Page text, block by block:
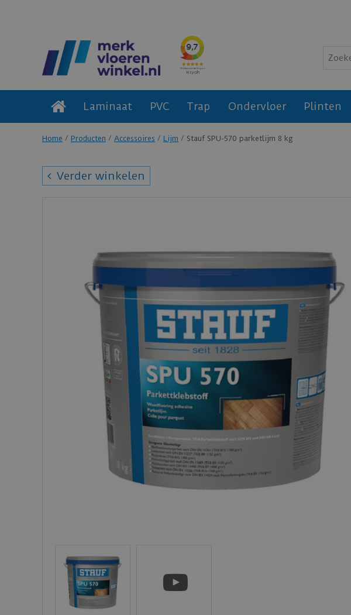
Home Producten Accessoires Lijm Stauf SPU-570 parketlijm 8 kg
Laminaat PVC Trap Ondervloer Plinten
Verder winkelen